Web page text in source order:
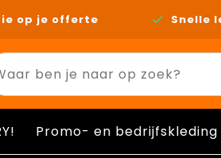
op je offerte Snelle
Promo- en bedrijfskleding